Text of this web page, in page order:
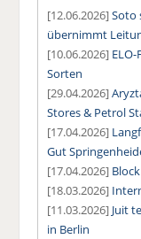
[12.06.2026]Soto
übernimmt
[10.06.2026]
Sorten
[29.04.2026]
Stores & Petrol
[17.04.2026]
Gut
[17.04.2026]
[18.03.2026]
[11.03.2026] Juit
in Berlin